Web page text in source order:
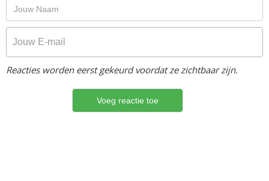
Reacties worden eerst gekeurd voordat ze zichtbaar zijn.